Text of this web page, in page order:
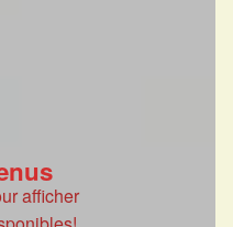
afficher